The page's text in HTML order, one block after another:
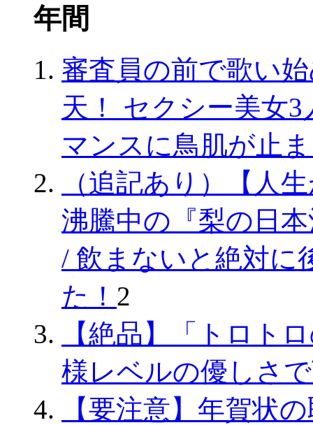
年間
審査員の前で歌い
天！ セクシー美女
マンスに鳥肌が止
（追記あり）【人
沸騰中の『梨の日
/ 飲まないと絶対に
た！ 2
【絶品】「トロト
様レベルの優しさ
【要注意】年賀状